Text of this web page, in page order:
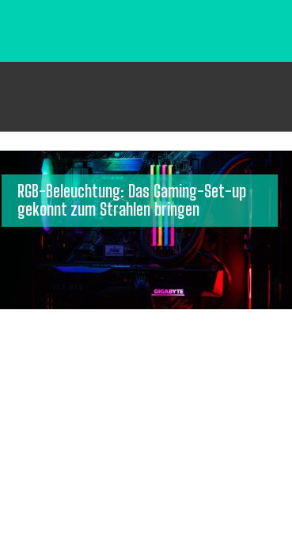
RGB-Beleuchtung: Das Gaming-Set-up
gekonnt zum Strahlen bringen